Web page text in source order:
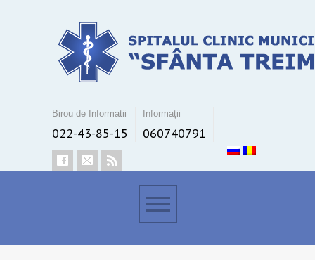
Birou de Informatii
022-43-85-15
Informații
060740791